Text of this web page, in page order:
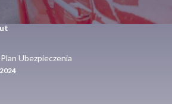
Ubezpieczenia